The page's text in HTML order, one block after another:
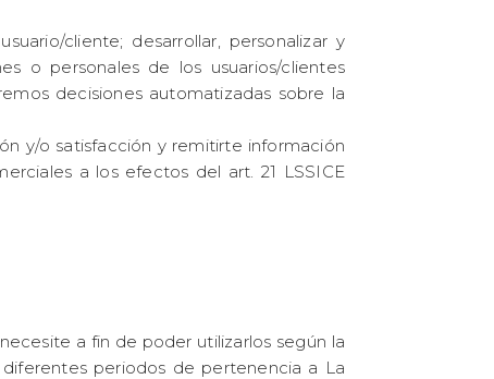
cliente; desarrollar, personalizar y
o personales de los usuarios/clientes
decisiones automatizadas sobre la
y/o satisfacción y remitirte información
a los efectos del art. 21 LSSICE
a fin de poder utilizarlos según la
periodos de pertenencia a La